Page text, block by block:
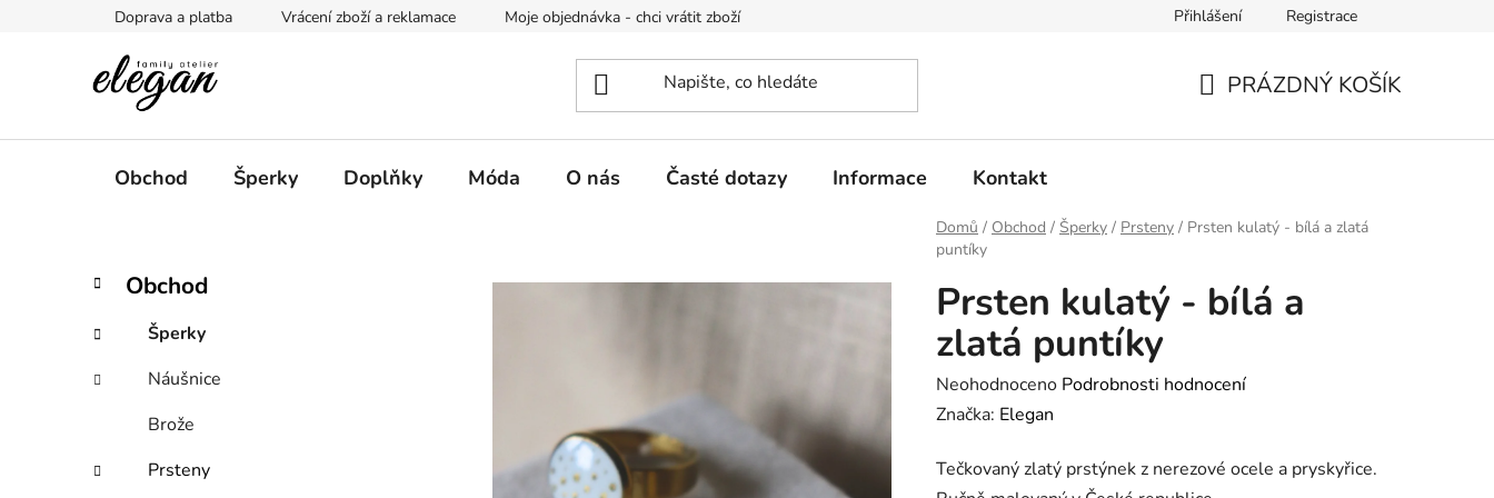
Doprava a platba Vrácení zboží a reklamace Moje objednávka - chci vrátit zboží Podmínky ochrany osobních údajů Ověřování recenzí
Přihlášení Registrace
PRÁZDNÝ KOŠÍK
Obchod Šperky Doplňky Móda O nás Časté dotazy Informace Kontakt
Domů / Obchod / Šperky / Prsteny / Prsten kulatý - bílá a zlatá
puntíky
P
s
r
n
Přeskočit
kategorie
K
a
e
g
o
e
Obchod
Šperky
Náušnice
Brože
Prsteny
Prsten kulatý - bílá a
zlatá puntíky
Průměrné
hodnocení
je
Neohodnoceno Podrobnosti hodnocení
Značka: Elegan
Tečkovaný zlatý prstýnek z nerezové ocele a pryskyřice.